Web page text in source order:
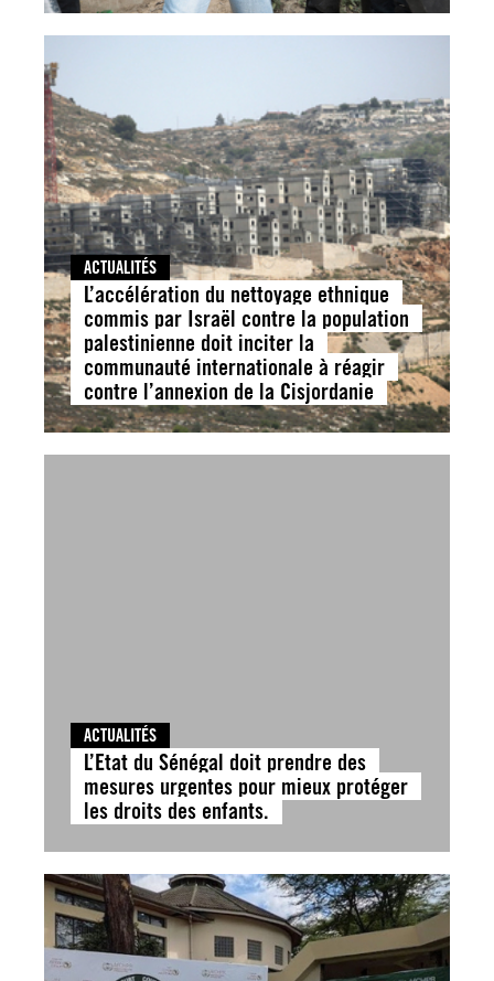
ACTUALITÉS
L’accélération du nettoyage ethnique
commis par Israël contre la population
palestinienne doit inciter la
communauté internationale à réagir
contre l’annexion de la Cisjordanie
ACTUALITÉS
L’Etat du Sénégal doit prendre des
mesures urgentes pour mieux protéger
les droits des enfants.